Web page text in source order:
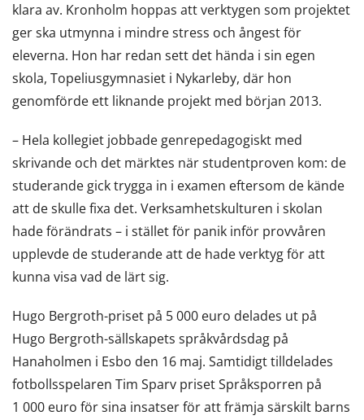
klara av. Kronholm hoppas att verktygen som projektet
ger ska utmynna i mindre stress och ångest för
eleverna. Hon har redan sett det hända i sin egen
skola, Topeliusgymnasiet i Nykarleby, där hon
genomförde ett liknande projekt med början 2013.
– Hela kollegiet jobbade genrepedagogiskt med
skrivande och det märktes när studentproven kom: de
studerande gick trygga in i examen eftersom de kände
att de skulle fixa det. Verksamhetskulturen i skolan
hade förändrats – i stället för panik inför provvåren
upplevde de studerande att de hade verktyg för att
kunna visa vad de lärt sig.
Hugo Bergroth-priset på 5 000 euro delades ut på
Hugo Bergroth-sällskapets språkvårdsdag på
Hanaholmen i Esbo den 16 maj. Samtidigt tilldelades
fotbollsspelaren Tim Sparv priset Språksporren på
1 000 euro för sina insatser för att främja särskilt barns